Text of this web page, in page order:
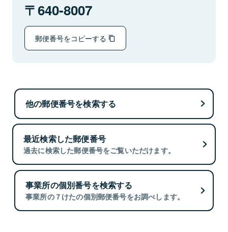
640-8007
郵便番号をコピーする
他の郵便番号を検索する
最近検索した郵便番号
過去に検索した郵便番号をご覧いただけます。
事業所の個別番号を検索する
事業所の７けたの個別郵便番号をお調べします。